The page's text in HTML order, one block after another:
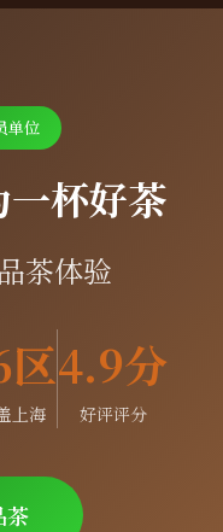
单位
杯好茶
茶体验
区
上海
4.9分
好评评分
茶